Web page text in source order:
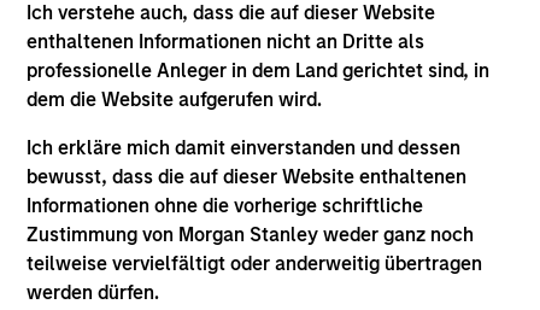
Ich verstehe auch, dass die auf dieser Website
enthaltenen Informationen nicht an Dritte als
professionelle Anleger in dem Land gerichtet sind, in
dem die Website aufgerufen wird.
Ich erkläre mich damit einverstanden und dessen
bewusst, dass die auf dieser Website enthaltenen
Informationen ohne die vorherige schriftliche
Zustimmung von Morgan Stanley weder ganz noch
teilweise vervielfältigt oder anderweitig übertragen
werden dürfen.
As of July 25, 2025. The above is provided for informational
and educational purposes only. There is no guarantee that
the investment mentioned resulted in positive performance
(for realized holdings), or will perform well in the future (for
current holdings). The trademarks and service marks above
are the property of their respective owners. The information
on this website has not been authorized, sponsored, or
otherwise approved by such owners. By clicking on any
links shown here, you agree that you are navigating to a
third party site. We are providing these hyperlinks to you